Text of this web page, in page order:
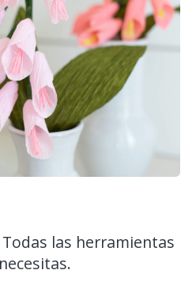
las herramientas